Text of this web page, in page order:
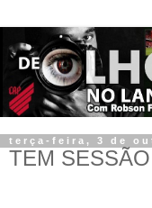
terça-feira, 3 de
TEM